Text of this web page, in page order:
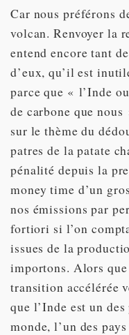
Car nous préférons
volcan. Renvoyer la
entend encore tant
d’eux, qu’il est
parce que « l’Inde
de carbone que
sur le thème du
patres de la patate
pénalité depuis la
money time d’un
nos émissions par
fortiori si l’on
issues de la
importons. Alors que
transition accélérée
que l’Inde est un
monde, l’un des